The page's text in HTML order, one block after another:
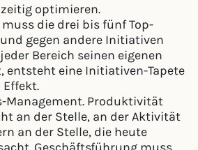
optimieren.
die drei bis fünf Top-
gegen andere Initiativen
Bereich seinen eigenen
entsteht eine Initiativen-Tapete
Management. Produktivität
an der Stelle, an der Aktivität
an der Stelle, die heute